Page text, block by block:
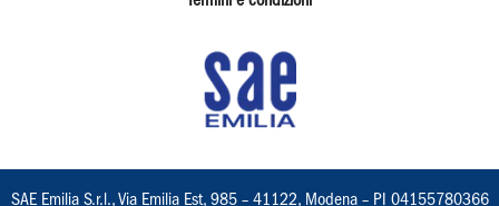
SAE Emilia S.r.l., Via Emilia Est, 985 – 41122, Modena – PI 04155780366